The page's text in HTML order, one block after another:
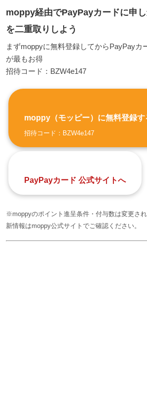
moppy経由でPayPayカードに申
を二重取りしよう
まずmoppyに無料登録してからPayPayカ
が最もお得
招待コード：BZW4e147
moppy（モッピー）に無料登録す
招待コード：BZW4e147
PayPayカード 公式サイトへ
※moppyのポイント進呈条件・付与数は変更さ
新情報はmoppy公式サイトでご確認ください。